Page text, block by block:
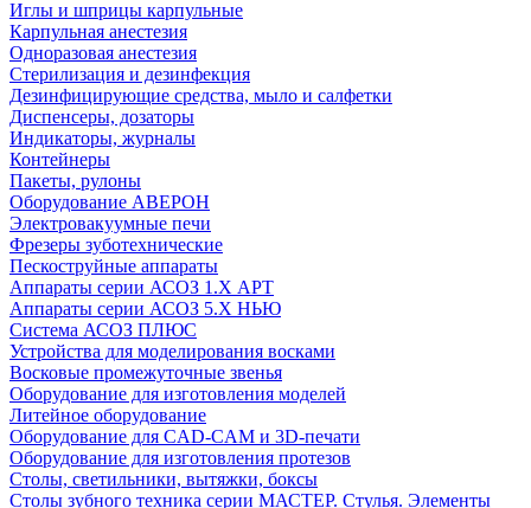
Иглы и шприцы карпульные
Карпульная анестезия
Одноразовая анестезия
Стерилизация и дезинфекция
Дезинфицирующие средства, мыло и салфетки
Диспенсеры, дозаторы
Индикаторы, журналы
Контейнеры
Пакеты, рулоны
Оборудование АВЕРОН
Электровакуумные печи
Фрезеры зуботехнические
Пескоструйные аппараты
Аппараты серии АСОЗ 1.Х АРТ
Аппараты серии АСОЗ 5.Х НЬЮ
Система АСОЗ ПЛЮС
Устройства для моделирования восками
Восковые промежуточные звенья
Оборудование для изготовления моделей
Литейное оборудование
Оборудование для CAD-CAM и 3D-печати
Оборудование для изготовления протезов
Cтолы, светильники, вытяжки, боксы
Столы зубного техника серии МАСТЕР. Стулья. Элементы